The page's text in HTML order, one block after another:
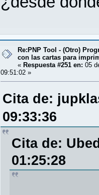
Re:PNP Tool - (Otro)
con las cartas para
« Respuesta #251 en: 05
09:51:02 »
Cita de:
09:33:36
Cita de:
01:25:28